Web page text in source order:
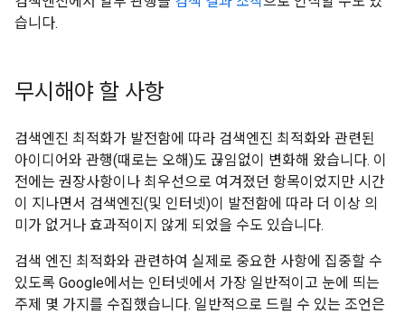
습니다.
무시해야 할 사항
검색엔진 최적화가 발전함에 따라 검색엔진 최적화와 관련된
아이디어와 관행(때로는 오해)도 끊임없이 변화해 왔습니다. 이
전에는 권장사항이나 최우선으로 여겨졌던 항목이었지만 시간
이 지나면서 검색엔진(및 인터넷)이 발전함에 따라 더 이상 의
미가 없거나 효과적이지 않게 되었을 수도 있습니다.
검색 엔진 최적화와 관련하여 실제로 중요한 사항에 집중할 수
있도록 Google에서는 인터넷에서 가장 일반적이고 눈에 띄는
주제 몇 가지를 수집했습니다. 일반적으로 드릴 수 있는 조언은